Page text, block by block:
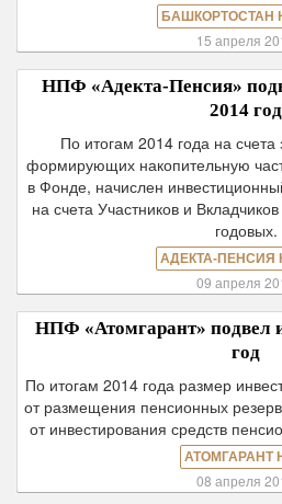
БАШКОРТОСТАН
15 апреля
НПФ «Адекта-Пенсия»
2014 год
По итогам 2014 года на
формирующих накопительную
в Фонде, начислен
на счета Участников и
годовых.
АДЕКТА-ПЕНСИЯ
09 апреля
НПФ «Атомгарант» подвел
год
По итогам 2014 года размер
от размещения пенсионных
от инвестирования средств
АТОМГАРАНТ
08 апреля